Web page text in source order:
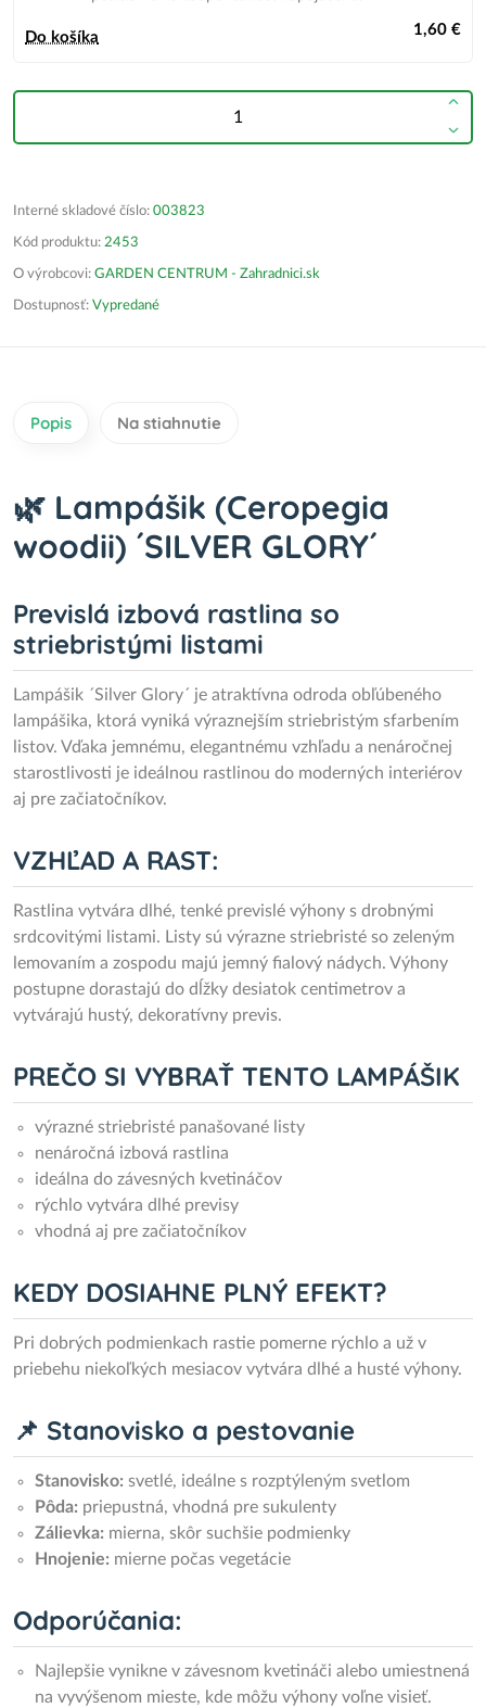
Do košíka 1,60 €
Interné skladové číslo: 003823
Kód produktu: 2453
O výrobcovi: GARDEN CENTRUM - Zahradnici.sk
Dostupnosť: Vypredané
Popis Na stiahnutie
🌿 Lampášik (Ceropegia
woodii) ´SILVER GLORY´
Previslá izbová rastlina so
striebristými listami
Lampášik ´Silver Glory´ je atraktívna odroda obľúbeného
lampášika, ktorá vyniká výraznejším striebristým sfarbením
listov. Vďaka jemnému, elegantnému vzhľadu a nenáročnej
starostlivosti je ideálnou rastlinou do moderných interiérov
aj pre začiatočníkov.
VZHĽAD A RAST:
Rastlina vytvára dlhé, tenké previslé výhony s drobnými
srdcovitými listami. Listy sú výrazne striebristé so zeleným
lemovaním a zospodu majú jemný fialový nádych. Výhony
postupne dorastajú do dĺžky desiatok centimetrov a
vytvárajú hustý, dekoratívny previs.
PREČO SI VYBRAŤ TENTO LAMPÁŠIK
výrazné striebristé panašované listy
nenáročná izbová rastlina
ideálna do závesných kvetináčov
rýchlo vytvára dlhé previsy
vhodná aj pre začiatočníkov
KEDY DOSIAHNE PLNÝ EFEKT?
Pri dobrých podmienkach rastie pomerne rýchlo a už v
priebehu niekoľkých mesiacov vytvára dlhé a husté výhony.
📌 Stanovisko a pestovanie
Stanovisko: svetlé, ideálne s rozptýleným svetlom
Pôda: priepustná, vhodná pre sukulenty
Zálievka: mierna, skôr suchšie podmienky
Hnojenie: mierne počas vegetácie
Odporúčania:
Najlepšie vynikne v závesnom kvetináči alebo umiestnená
na vyvýšenom mieste, kde môžu výhony voľne visieť.